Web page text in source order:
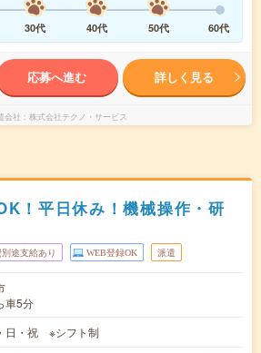
30代 40代 50代 60代
応募へ進む 詳しく見る
会社 株式会社テクノ・サービス
！平日休み！機械操作・研
途支給あり WEB登録OK 派遣
車5分
日・祝 ※シフト制